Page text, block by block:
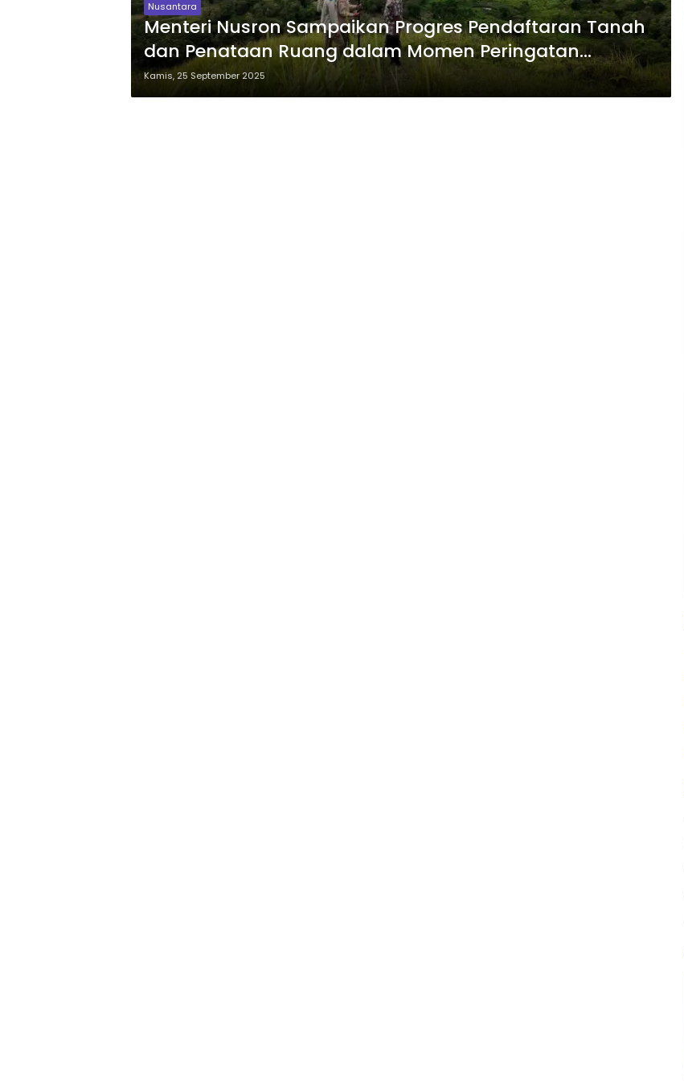
Nusantara
Menteri Nusron Sampaikan Progres Pendaftaran Tanah
dan Penataan Ruang dalam Momen Peringatan
HANTARU 2025
Kamis, 25 September 2025